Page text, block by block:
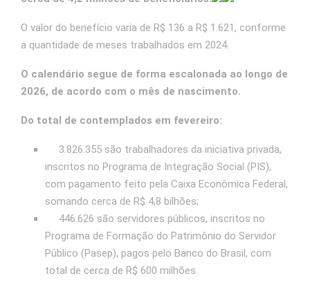
O valor do benefício varia de R$ 136 a R$ 1.621, conforme
a quantidade de meses trabalhados em 2024.
O calendário segue de forma escalonada ao longo de
2026, de acordo com o mês de nascimento.
Do total de contemplados em fevereiro:
3.826.355 são trabalhadores da iniciativa privada,
inscritos no Programa de Integração Social (PIS),
com pagamento feito pela Caixa Econômica Federal,
somando cerca de R$ 4,8 bilhões;
446.626 são servidores públicos, inscritos no
Programa de Formação do Patrimônio do Servidor
Público (Pasep), pagos pelo Banco do Brasil, com
total de cerca de R$ 600 milhões.